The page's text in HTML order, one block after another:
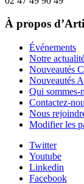
À propos
Événements
Notre
Nouveautés
Nouveautés
Qui sommes-
Contactez-
Nous
Modifier les
Twitter
Youtube
Linkedin
Facebook